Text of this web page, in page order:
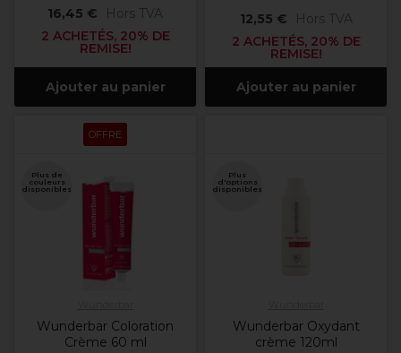
16,45 €
Hors TVA
2 ACHETÉS, 20% DE
REMISE!
Ajouter au panier
12,55 €
Hors TVA
2 ACHETÉS, 20% DE
REMISE!
Ajouter au panier
OFFRE
Plus de
couleurs
disponibles
Wunderbar Coloration
Crème 60 ml
Plus
d'options
disponibles
Wunderbar Oxydant
crème 120ml